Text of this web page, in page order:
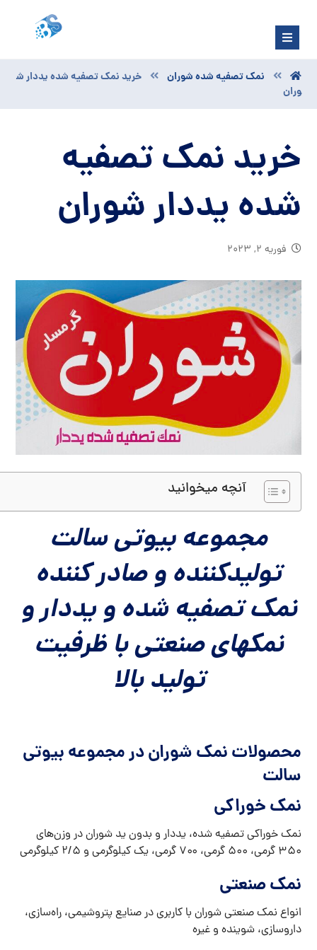
نمک تصفیه شده شوران
خرید نمک تصفیه شده یددار ش
وران
خرید نمک تصفیه
شده یددار شوران
فوریه ۲, ۲۰۲۳
آنچه میخوانید
مجموعه بیوتی سالت
تولیدکننده و صادر کننده
نمک تصفیه شده و یددار و
نمکهای صنعتی با ظرفیت
تولید بالا
محصولات نمک شوران در مجموعه بیوتی
سالت
نمک خوراکی
نمک خوراکی تصفیه شده، یددار و بدون ید شوران در وزن‌های
۳۵۰ گرمی، ۵۰۰ گرمی، ۷۰۰ گرمی، یک کیلوگرمی و ۲/۵ کیلوگرمی
نمک صنعتی
انواع نمک صنعتی شوران با کاربری در صنایع پتروشیمی، راه‌سازی،
داروسازی، شوینده و غیره